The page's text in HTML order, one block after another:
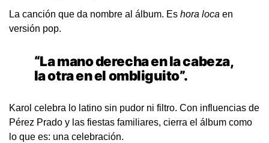
La canción que da nombre al álbum. Es hora loca en
versión pop.
“La mano derecha en la cabeza,
la otra en el ombliguito”.
Karol celebra lo latino sin pudor ni filtro. Con influencias de
Pérez Prado y las fiestas familiares, cierra el álbum como
lo que es: una celebración.